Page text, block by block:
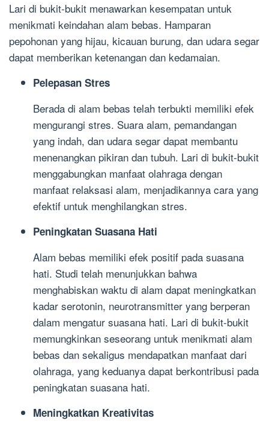
Lari di bukit-bukit menawarkan kesempatan untuk
menikmati keindahan alam bebas. Hamparan
pepohonan yang hijau, kicauan burung, dan udara segar
dapat memberikan ketenangan dan kedamaian.
Pelepasan Stres
Berada di alam bebas telah terbukti memiliki efek
mengurangi stres. Suara alam, pemandangan
yang indah, dan udara segar dapat membantu
menenangkan pikiran dan tubuh. Lari di bukit-bukit
menggabungkan manfaat olahraga dengan
manfaat relaksasi alam, menjadikannya cara yang
efektif untuk menghilangkan stres.
Peningkatan Suasana Hati
Alam bebas memiliki efek positif pada suasana
hati. Studi telah menunjukkan bahwa
menghabiskan waktu di alam dapat meningkatkan
kadar serotonin, neurotransmitter yang berperan
dalam mengatur suasana hati. Lari di bukit-bukit
memungkinkan seseorang untuk menikmati alam
bebas dan sekaligus mendapatkan manfaat dari
olahraga, yang keduanya dapat berkontribusi pada
peningkatan suasana hati.
Meningkatkan Kreativitas